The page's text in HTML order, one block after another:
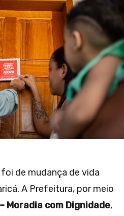
de mudança de vida
A Prefeitura, por meio
Moradia com Dignidade,